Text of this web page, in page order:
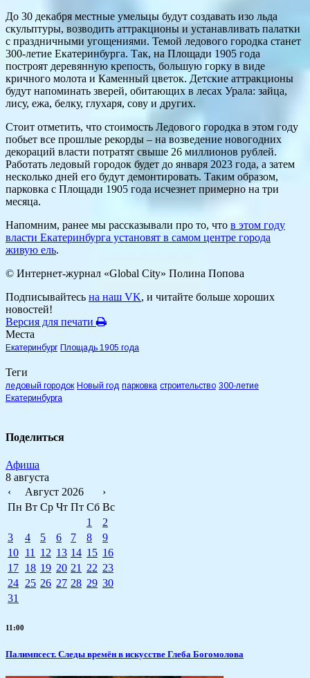
До 30 декабря местные умельцы будут создавать изо льда
скульптуры, возводить аттракционы и устанавливать палатки
с праздничными угощениями. Темой ледового городка станет
300-летие Екатеринбурга. Так, на Площади 1905 года
построят деревянную крепость, большую горку в виде
кричного молота и Каменный цветок. Детские аттракционы
будут напоминать зверей, обитающих в лесах Урала: зайца,
лису, ежа, белку, глухаря, сову и других.
Стоит отметить, что стоимость Ледового городка в этом году
побьет все прошлые рекорды – на возведение новогодних
декораций власти потратят свыше 26 миллионов рублей.
Работать ледовый городок будет до января 2023 года, а затем
несколько дней его будут демонтировать. Таким образом,
парковка с Площади 1905 года исчезнет примерно на три
месяца.
Напомним, ранее мы рассказывали про то, что в этом году
власти Екатеринбурга установят в самом центре города
живую ель.
© Интернет-журнал «Global City» Полина Попова
Подписывайтесь на наш VK, и читайте больше хороших
новостей!
Версия для печати
Места
Екатеринбург Площадь 1905 года
Теги
ледовый городок Новый год парковка строительство 300-летие
Екатеринбурга
Поделиться
Афиша
8 августа
‹
Август 2026
›
Пн Вт Ср Чт Пт Сб Вс
1
2
3
4 5 6 7 8
9
10 11 12 13 14 15 16
17 18 19 20 21 22 23
24 25 26 27 28 29 30
31
11:00
Палимпсест. Следы времён в искусстве Глеба Богомолова